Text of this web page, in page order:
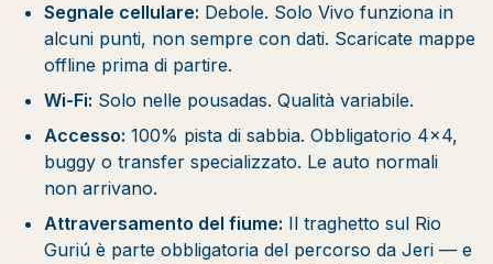
Segnale cellulare: Debole. Solo Vivo funziona in
alcuni punti, non sempre con dati. Scaricate mappe
offline prima di partire.
Wi-Fi: Solo nelle pousadas. Qualità variabile.
Accesso: 100% pista di sabbia. Obbligatorio 4x4,
buggy o transfer specializzato. Le auto normali
non arrivano.
Attraversamento del fiume: Il traghetto sul Rio
Guriú è parte obbligatoria del percorso da Jeri — e